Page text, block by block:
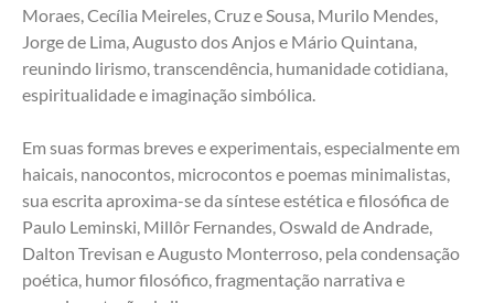
Moraes, Cecília Meireles, Cruz e Sousa, Murilo Mendes,
Jorge de Lima, Augusto dos Anjos e Mário Quintana,
reunindo lirismo, transcendência, humanidade cotidiana,
espiritualidade e imaginação simbólica.
Em suas formas breves e experimentais, especialmente em
haicais, nanocontos, microcontos e poemas minimalistas,
sua escrita aproxima-se da síntese estética e filosófica de
Paulo Leminski, Millôr Fernandes, Oswald de Andrade,
Dalton Trevisan e Augusto Monterroso, pela condensação
poética, humor filosófico, fragmentação narrativa e